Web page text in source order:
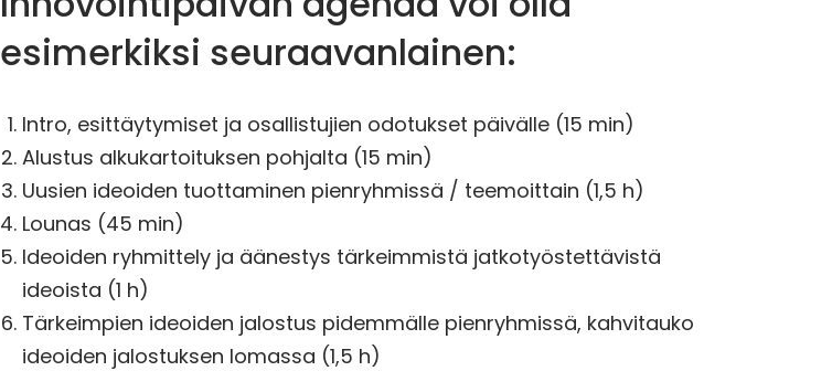
esimerkiksi seuraavanlainen:
Intro, esittäytymiset ja osallistujien odotukset päivälle (15 min)
Alustus alkukartoituksen pohjalta (15 min)
Uusien ideoiden tuottaminen pienryhmissä / teemoittain (1,5 h)
Lounas (45 min)
Ideoiden ryhmittely ja äänestys tärkeimmistä jatkotyöstettävistä
ideoista (1 h)
Tärkeimpien ideoiden jalostus pidemmälle pienryhmissä, kahvitauko
ideoiden jalostuksen lomassa (1,5 h)